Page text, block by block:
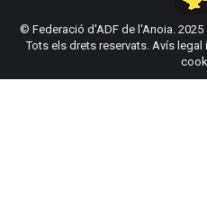
© Federació d'ADF de l'Anoia. 2025
Tots els drets reservats. Avís legal